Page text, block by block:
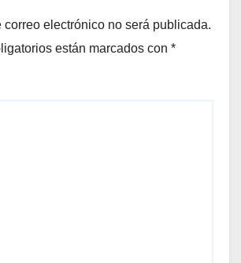
correo electrónico no será publicada.
están marcados con *